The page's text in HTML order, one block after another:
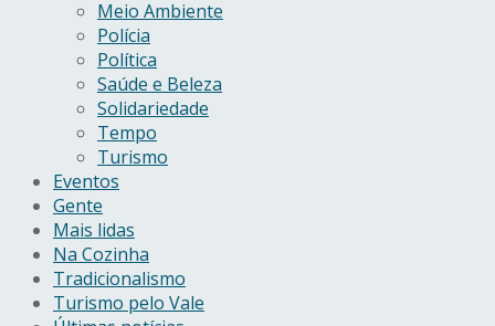
Meio Ambiente
Polícia
Política
Saúde e Beleza
Solidariedade
Tempo
Turismo
Eventos
Gente
Mais lidas
Na Cozinha
Tradicionalismo
Turismo pelo Vale